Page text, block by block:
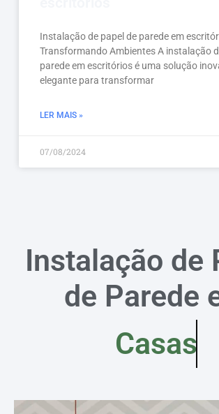
Instalação de papel de parede em
Transformando Ambientes A instalação
parede em escritórios é uma solução
elegante para transformar
LER MAIS »
07/08/2024
Instalação de
de Parede
Casas